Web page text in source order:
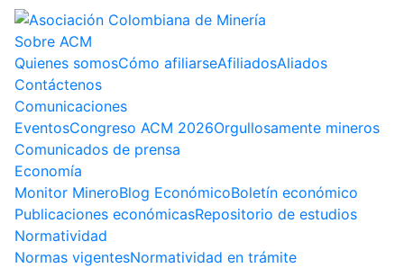
Sobre ACM
Quienes somosCómo afiliarseAfiliadosAliados
Contáctenos
Comunicaciones
EventosCongreso ACM 2026Orgullosamente mineros
Comunicados de prensa
Economía
Monitor MineroBlog EconómicoBoletín económico
Publicaciones económicasRepositorio de estudios
Normatividad
Normas vigentesNormatividad en trámite